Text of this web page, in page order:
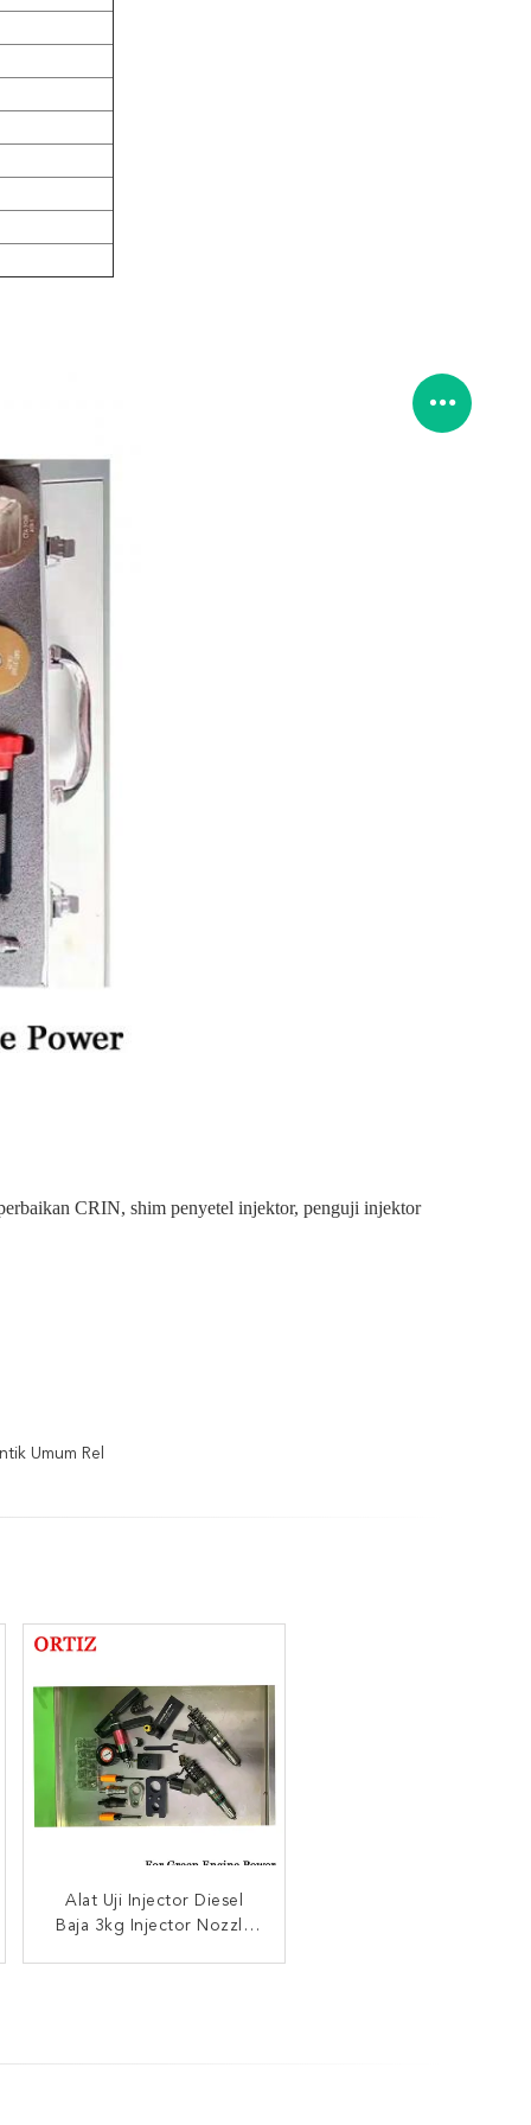
CRIN, shim penyetel injektor, penguji injektor
Umum Rel
Alat Uji Injector Diesel
Baja 3kg Injector Nozzle
Diesel Umum Rel Tester
yang tahan lama, 400G